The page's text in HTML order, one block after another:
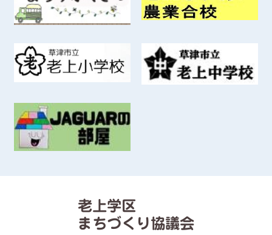
老上学区
まちづくり協議会